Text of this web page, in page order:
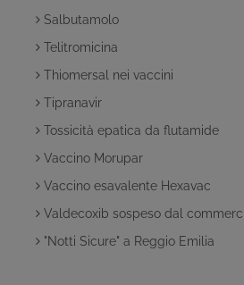
Salbutamolo
Telitromicina
Thiomersal nei vaccini
Tipranavir
Tossicità epatica da flutamide
Vaccino Morupar
Vaccino esavalente Hexavac
Valdecoxib sospeso dal
"Notti Sicure" a Reggio Emilia